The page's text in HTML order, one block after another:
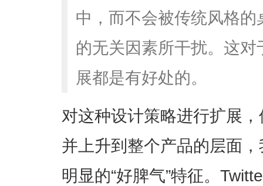
中，而不会被传统风格
的无关因素所干扰。这
展都是有好处的。
对这种设计策略进行扩展
并上升到整个产品的层面
明显的“好脾气”特征。